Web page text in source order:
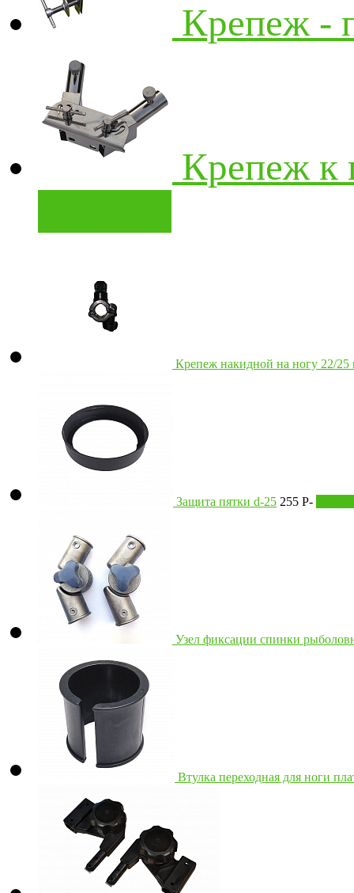
Крепеж -
Крепеж к
Крепеж накидной на ногу 22/25
Защита пятки d-25 255 P-
Узел фиксации спинки
Втулка переходная для ноги